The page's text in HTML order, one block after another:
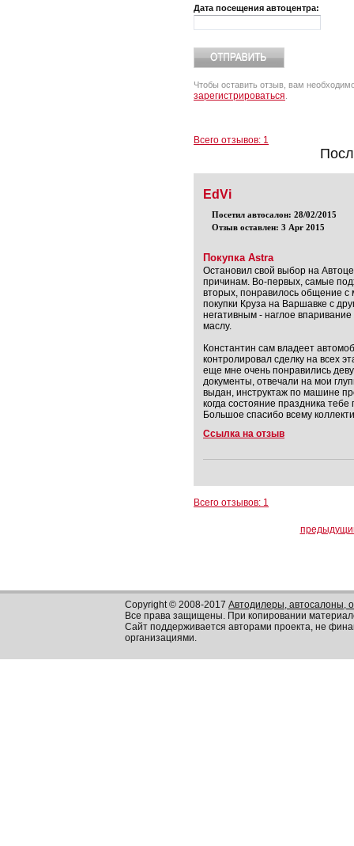
Дата посещения автоцентра:
Чтобы оставить отзыв, вам
зарегистрироваться
Всего отзывов: 1
EdVi
Посетил автосалон: 28/02/2015
Отзыв оставлен: 3 Apr 2015
Покупка Astra
Остановил свой выбор на
причинам. Во-первых, самые
вторых, понравилось общение с
покупки Круза на Варшавке с
негативным - наглое
маслу.
Константин сам владеет
контролировал сделку на всех
еще мне очень понравились
документы, отвечали на мои
выдан, инструктаж по машине
когда состояние праздника
Большое спасибо всему
Ссылка на отзыв
Всего отзывов: 1
Copyright © 2008-2017 Автодилеры, автосалоны,
Все права защищены. При копировании
Сайт поддерживается авторами проекта, не
организациями.